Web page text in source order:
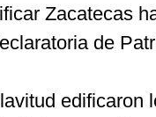
Zacatecas
de